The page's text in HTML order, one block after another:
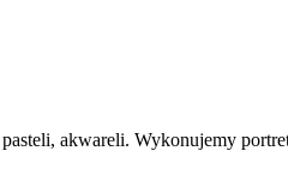
akwareli. Wykonujemy